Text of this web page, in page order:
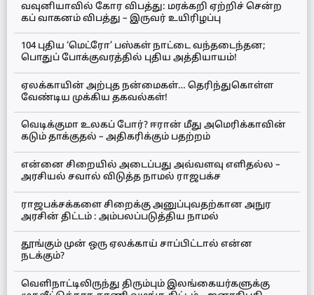
வவுனியாவில் கோர விபத்து: மரக்கறி ஏற்றிச் சென்ற
கப் வாகனம் விபத்து – இருவர் உயிரிழப்பு
104 புதிய ‘மெட்ரோ’ பஸ்கள் நாட்டை வந்தடைந்தன;
பொதுப் போக்குவரத்தில் புதிய அத்தியாயம்!
ஏலக்காயின் அற்புத நன்மைகள்… தெரிந்துகொள்ள
வேண்டிய முக்கிய தகவல்கள்!
வெடிக்குமா உலகப் போர்? ஈரான் மீது அமெரிக்காவின்
கடும் தாக்குதல் – அதிகரிக்கும் பதற்றம்
என்னை சிறையில் அடைப்பது அவ்வளவு எளிதல்ல –
அரசியல் சவால் விடுத்த நாமல் ராஜபக்ச
ராஜபக்சக்களை சிறைக்கு அனுப்புவதற்கான அநுர
அரசின் திட்டம் : அம்பலப்படுத்திய நாமல்
தூங்கும் முன் ஒரு ஏலக்காய் சாப்பிட்டால் என்ன
நடக்கும்?
வெளிநாட்டிலிருந்து திரும்பும் இலங்கையர்களுக்கு